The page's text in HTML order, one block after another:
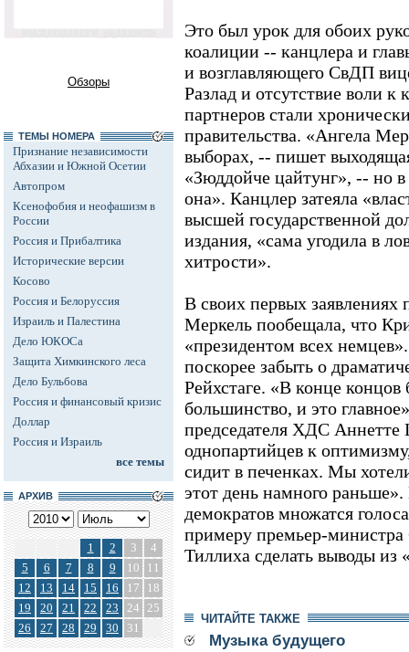
Обзоры
ТЕМЫ НОМЕРА
Признание независимости
Абхазии и Южной Осетии
Автопром
Ксенофобия и неофашизм в
России
Россия и Прибалтика
Исторические версии
Косово
Россия и Белоруссия
Израиль и Палестина
Дело ЮКОСа
Защита Химкинского леса
Дело Бульбова
Россия и финансовый кризис
Доллар
Россия и Израиль
все темы
АРХИВ
1 2 3
4
5
6 7 8 9 10
11
12
13 14 15 16 17
18
19
20 21 22 23 24 25
26
27 28 29 30 31
Это был урок для обоих
коалиции -- канцлера и
и возглавляющего СвДП
Разлад и отсутствие воли
партнеров стали
правительства. «Ангела
выборах, -- пишет
«Зюддойче цайтунг», -- но
она». Канцлер затеяла
высшей государственной
издания, «сама угодила в
хитрости».
В своих первых заявлениях
Меркель пообещала, что
«президентом всех
поскорее забыть о
Рейхстаге. «В конце
большинство, и это
председателя ХДС Аннетте
однопартийцев к
сидит в печенках. Мы
этот день намного
демократов множатся
примеру премьер-министра
Тиллиха сделать выводы из
ЧИТАЙТЕ ТАКЖЕ
Музыка будущего